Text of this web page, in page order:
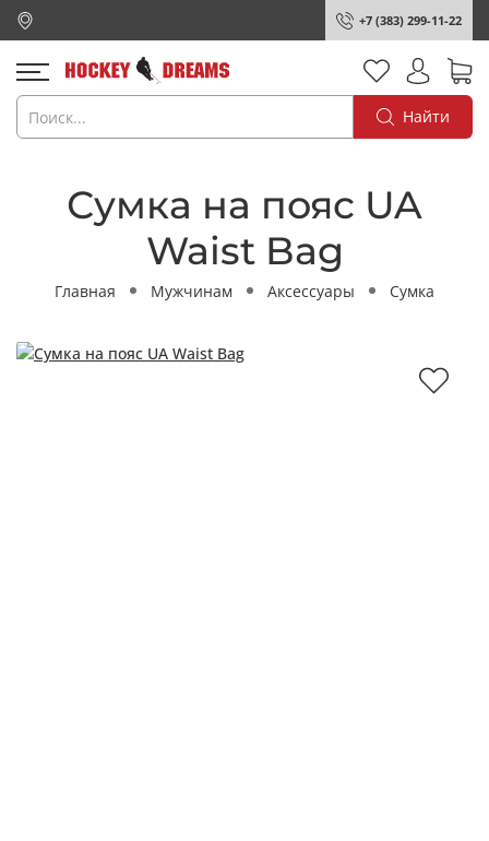
+7 (383) 299-11-22
Найти
Сумка на пояс UA
Waist Bag
Главная Мужчинам Аксессуары Сумка